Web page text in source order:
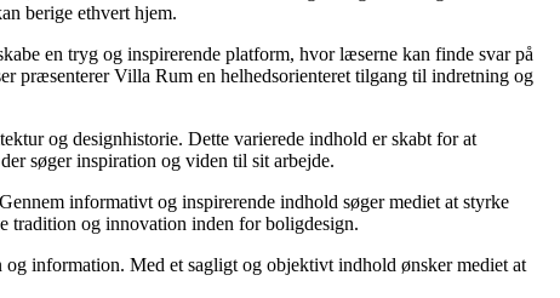
berige ethvert hjem.
en tryg og inspirerende platform, hvor læserne kan finde svar på
præsenterer Villa Rum en helhedsorienteret tilgang til indretning og
og designhistorie. Dette varierede indhold er skabt for at
søger inspiration og viden til sit arbejde.
informativt og inspirerende indhold søger mediet at styrke
tradition og innovation inden for boligdesign.
information. Med et sagligt og objektivt indhold ønsker mediet at